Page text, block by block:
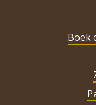
Boek